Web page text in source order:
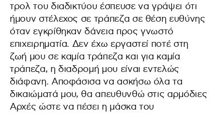
τρολ του διαδικτύου έσπευσε να γράψει ότι
ήμουν στέλεχος σε τράπεζα σε θέση ευθύνης
όταν εγκρίθηκαν δάνεια προς γνωστό
επιχειρηματία. Δεν έχω εργαστεί ποτέ στη
ζωή μου σε καμία τράπεζα και για καμία
τράπεζα, η διαδρομή μου είναι εντελώς
διάφανη. Αποφάσισα να ασκήσω όλα τα
δικαιώματά μου, θα απευθυνθώ στις αρμόδιες
Αρχές ώστε να πέσει η μάσκα του